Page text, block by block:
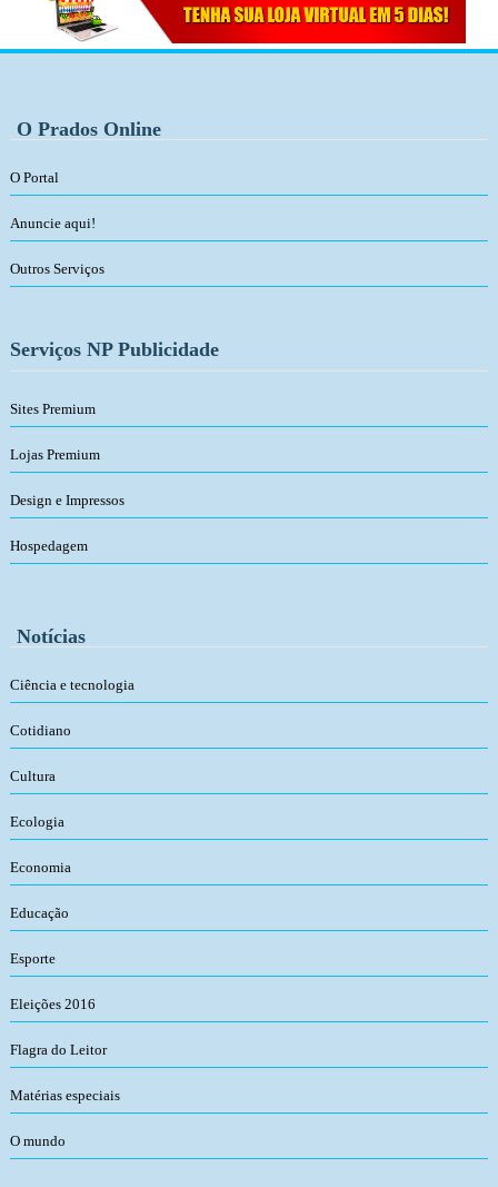
O Prados Online
O Portal
Anuncie aqui!
Outros Serviços
Serviços NP Publicidade
Sites Premium
Lojas Premium
Design e Impressos
Hospedagem
Notícias
Ciência e tecnologia
Cotidiano
Cultura
Ecologia
Economia
Educação
Esporte
Eleições 2016
Flagra do Leitor
Matérias especiais
O mundo